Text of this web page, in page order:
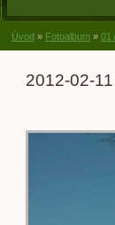
Úvod » Fotoalbum » 01
2012-02-